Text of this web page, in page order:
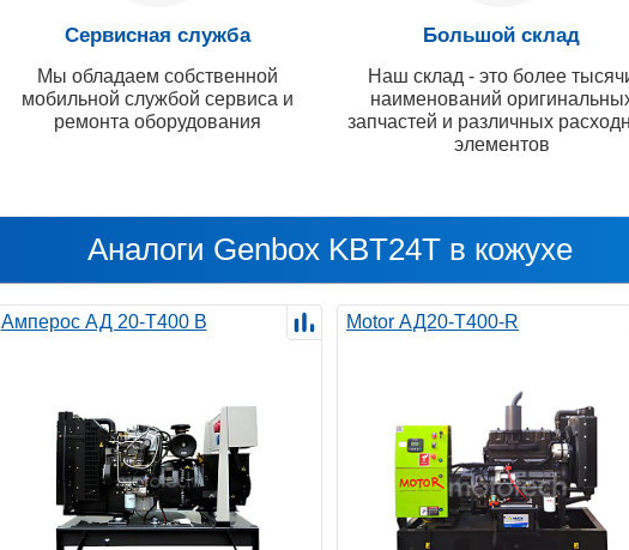
Сервисная служба
Мы обладаем собственной
мобильной службой сервиса и
ремонта оборудования
Большой склад
Наш склад - это более
наименований
запчастей и различных
элементов
Аналоги Genbox KBT24T в кожухе
Амперос АД 20-Т400 B Motor АД20-Т400-R